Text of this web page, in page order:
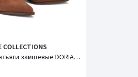
COLLECTIONS
Ботинки-сантьяги замшевые DORIANE / ДОРИАН